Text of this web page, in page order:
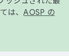
は、AOSP の